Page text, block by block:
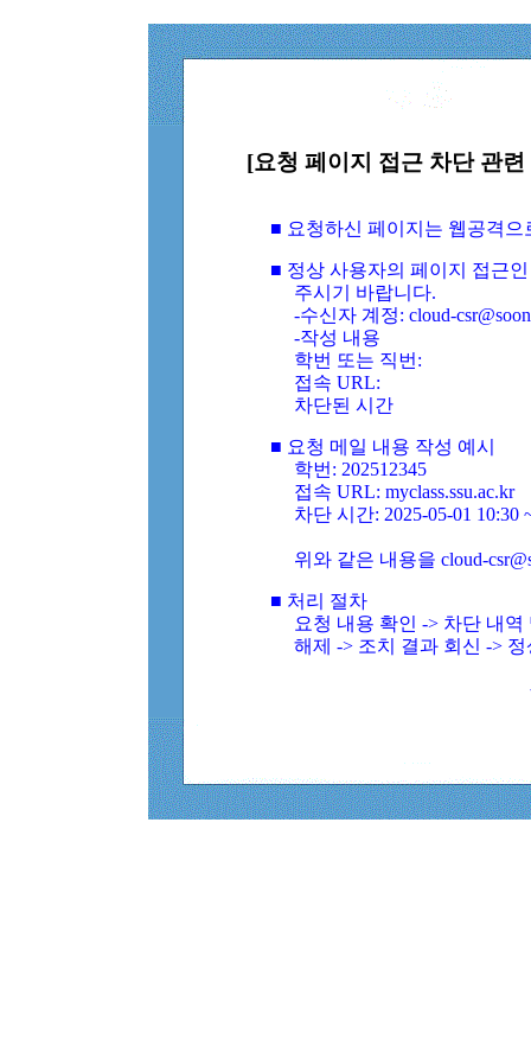
[요청 페이지 접근 차단 관
■ 요청하신 페이지는 웹공격
■ 정상 사용자의 페이지 접근
주시기 바랍니다.
-수신자 계정: cloud-
-작성 내용
학번 또는 직번:
접속 URL:
차단된 시간
■ 요청 메일 내용 작성 예시
학번: 202512345
접속 URL: myclass.ssu.ac.kr
차단 시간: 2025-05-01 10:30
위와 같은 내용을 cloud-
■ 처리 절차
요청 내용 확인 -> 차단 내
해제 -> 조치 결과 회신 ->